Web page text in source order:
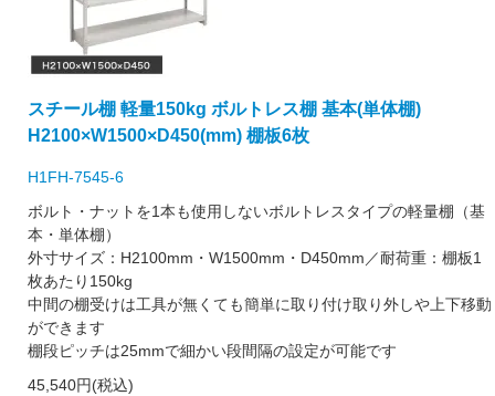
スチール棚 軽量150kg ボルトレス棚 基本(単体棚)
H2100×W1500×D450(mm) 棚板6枚
H1FH-7545-6
ボルト・ナットを1本も使用しないボルトレスタイプの軽量棚（基
本・単体棚）
外寸サイズ：H2100mm・W1500mm・D450mm／耐荷重：棚板1
枚あたり150kg
中間の棚受けは工具が無くても簡単に取り付け取り外しや上下移動
ができます
棚段ピッチは25mmで細かい段間隔の設定が可能です
45,540円(税込)